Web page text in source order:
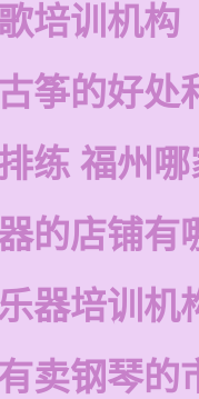
培训机构
筝的好处
练 福州
的店铺有
器培训机
卖钢琴的